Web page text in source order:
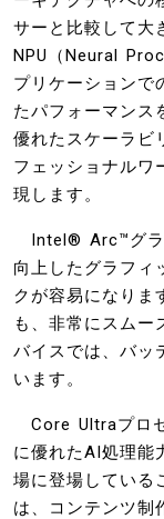
サーと比較して大
NPU（Neural
プリケーションで
たパフォーマンス
優れたスケーラビ
フェッショナルワ
現します。
Intel® Arc™グラ
向上したグラフィ
クが容易になりま
も、非常にスムー
バイスでは、バッ
います。
Core Ultraプロ
に優れたAI処理能
場に登場してい
は、コンテンツ制